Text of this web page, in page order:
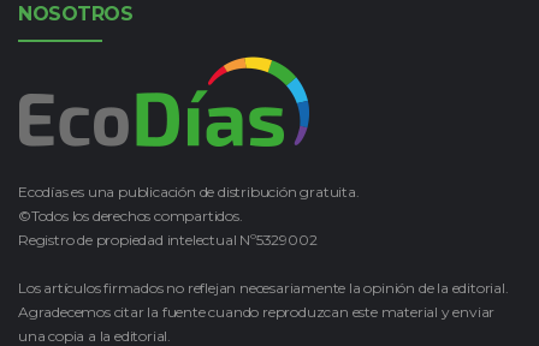
NOSOTROS
Ecodías es una publicación de distribución gratuita.
©Todos los derechos compartidos.
Registro de propiedad intelectual Nº5329002
Los artículos firmados no reflejan necesariamente la opinión de la editorial.
Agradecemos citar la fuente cuando reproduzcan este material y enviar
una copia a la editorial.